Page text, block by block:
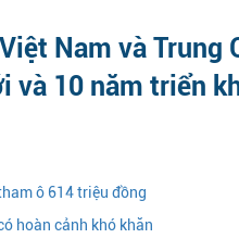
Nam và Trung
và 10 năm triển
ô 614 triệu đồng
hoàn cảnh khó khăn